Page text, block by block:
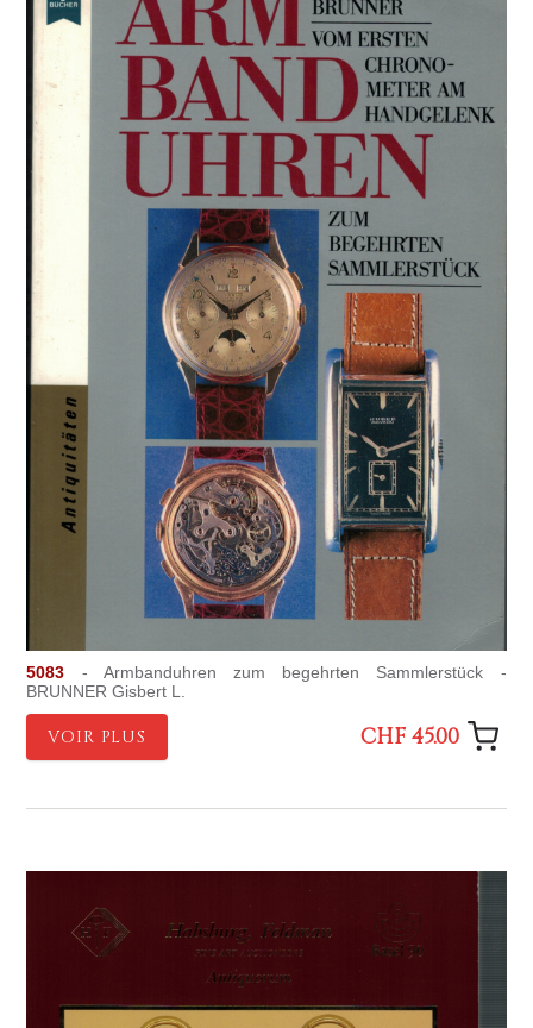
5083 - Armbanduhren zum begehrten Sammlerstück -
BRUNNER Gisbert L.
VOIR PLUS CHF 45.00